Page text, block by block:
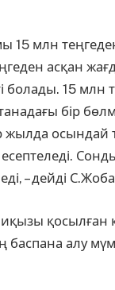
15 млн
асқан
болады. 15 млн
бір
жылда осындай
есептеледі.
– дейді
қосылған
алу